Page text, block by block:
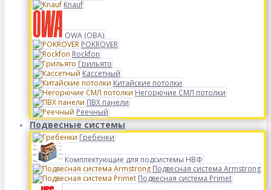
Knauf
OWA (ОВА)
POKROVER
Rockfon
Грильято
Кассетный
Китайские потолки
Негорючие СМЛ потолки
ПВХ панели
Реечный
Подвесные системы
Гребенки
Комплектующие для подсистемы НВФ
Подвесная система Armstrong
Подвесная система Primet